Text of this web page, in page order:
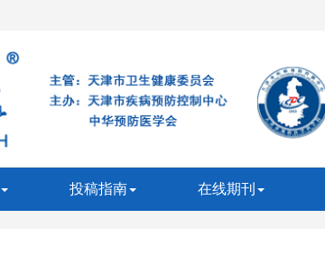
投稿指南 在线期刊